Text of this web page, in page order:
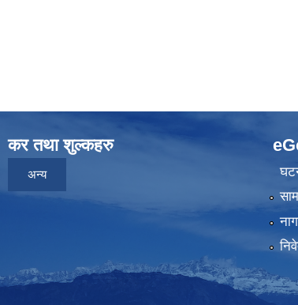
कर तथा शुल्कहरु
अन्य